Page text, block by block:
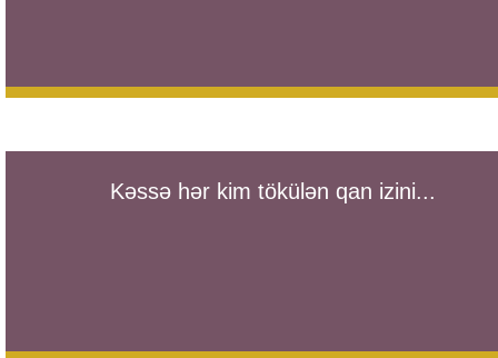
Kəssə hər kim tökülən qan izini...